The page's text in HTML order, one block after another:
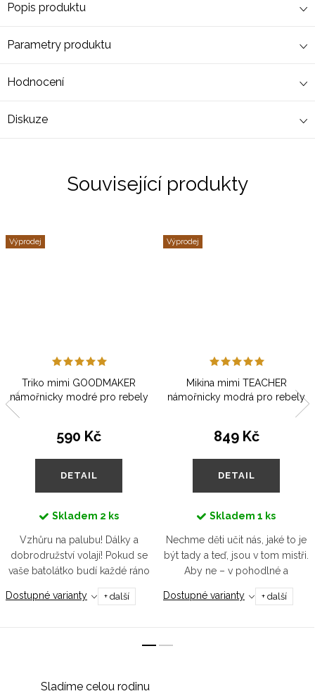
Popis produktu
Parametry produktu
Hodnocení
Diskuze
Související produkty
Výprodej
Triko mimi GOODMAKER
námořnicky modré pro rebely
590 Kč
DETAIL
Skladem 2 ks
Vzhůru na palubu! Dálky a
dobrodružství volají! Pokud se
vaše batolátko budí každé ráno
s tímhle pocitem, máme pro něj
tričko v námořnicky modré
Dostupné varianty + další
Výprodej
Mikina mimi TEACHER
námořnicky modrá pro rebely
849 Kč
DETAIL
Skladem 1 ks
Nechme děti učit nás, jaké to je
být tady a teď, jsou v tom mistři.
Aby ne – v pohodlné a
teploučké mikině s rozepínáním
na rameni je nic neomezuje a
Dostupné varianty + další
Sladíme celou rodinu